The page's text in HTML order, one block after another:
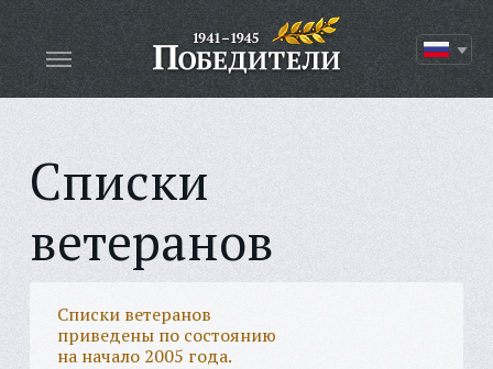
Списки
ветеранов
Списки ветеранов
приведены по состоянию
на начало 2005 года.